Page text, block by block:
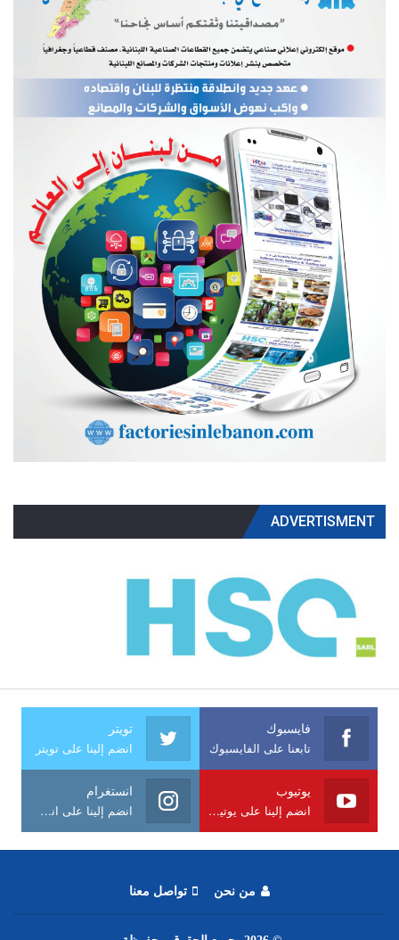
ADVERTISMENT
فايسبوك
تابعنا على الفايسبوك
تويتر
انضم إلينا على تويتر
يوتيوب
انضم إلينا على يوتيوب
انستغرام
انضم إلينا على انستغرام
من نحن تواصل معنا